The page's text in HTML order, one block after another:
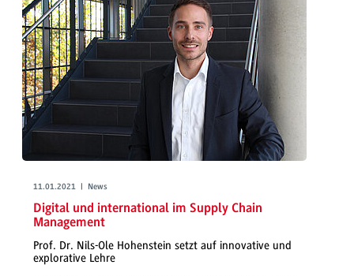
11.01.2021 | News
Digital und international im Supply Chain
Management
Prof. Dr. Nils-Ole Hohenstein setzt auf innovative und
explorative Lehre